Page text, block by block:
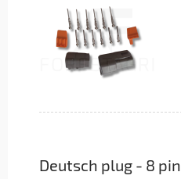
Deutsch plug - 8 pin